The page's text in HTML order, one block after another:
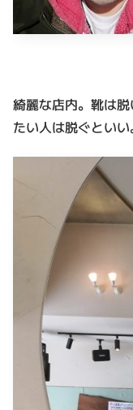
綺麗な店内。靴は
たい人は脱ぐといい